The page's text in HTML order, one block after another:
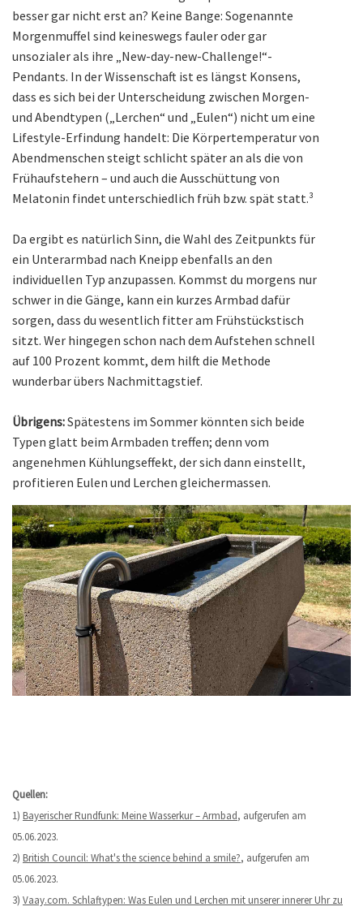
besser gar nicht erst an? Keine Bange: Sogenannte
Morgenmuffel sind keineswegs fauler oder gar
unsozialer als ihre „New-day-new-Challenge!“-
Pendants. In der Wissenschaft ist es längst Konsens,
dass es sich bei der Unterscheidung zwischen Morgen-
und Abendtypen („Lerchen“ und „Eulen“) nicht um eine
Lifestyle-Erfindung handelt: Die Körpertemperatur von
Abendmenschen steigt schlicht später an als die von
Frühaufstehern – und auch die Ausschüttung von
Melatonin findet unterschiedlich früh bzw. spät statt.³
Da ergibt es natürlich Sinn, die Wahl des Zeitpunkts für
ein Unterarmbad nach Kneipp ebenfalls an den
individuellen Typ anzupassen. Kommst du morgens nur
schwer in die Gänge, kann ein kurzes Armbad dafür
sorgen, dass du wesentlich fitter am Frühstückstisch
sitzt. Wer hingegen schon nach dem Aufstehen schnell
auf 100 Prozent kommt, dem hilft die Methode
wunderbar übers Nachmittagstief.
Übrigens:Spätestens im Sommer könnten sich beide
Typen glatt beim Armbaden treffen; denn vom
angenehmen Kühlungseffekt, der sich dann einstellt,
profitieren Eulen und Lerchen gleichermassen.
Quellen:
1) Bayerischer Rundfunk: Meine Wasserkur – Armbad, aufgerufen am
05.06.2023.
2) British Council: What's the science behind a smile?, aufgerufen am
05.06.2023.
3) Vaay.com. Schlaftypen: Was Eulen und Lerchen mit unserer innerer Uhr zu